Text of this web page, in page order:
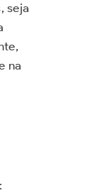
seja
na